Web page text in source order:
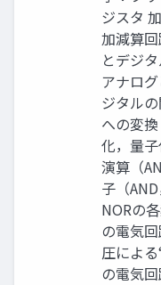
ジスタ
加減算
とデジ
アナロ
ジタル
への変
化，量
演算（
子（
NORの
の電気
圧によ
の電気